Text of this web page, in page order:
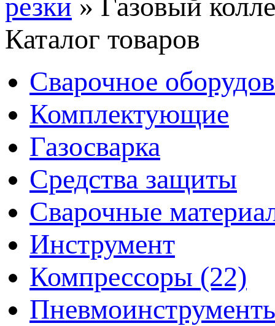
резки » Газовый
Каталог товаров
Сварочное
Комплектующие
Газосварка
Средства защиты
Сварочные
Инструмент
Компрессоры (22)